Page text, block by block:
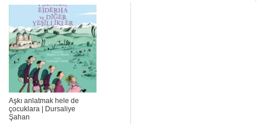
Aşkı anlatmak hele de
çocuklara | Dursaliye
Şahan